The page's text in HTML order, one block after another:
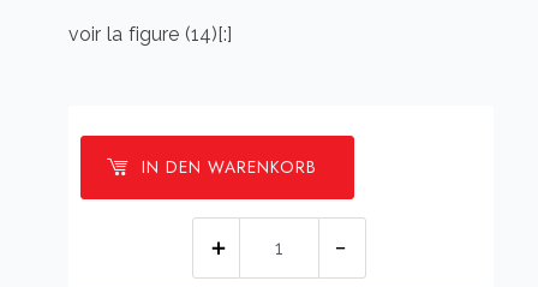
voir la figure (14)[:]
IN DEN WARENKORB